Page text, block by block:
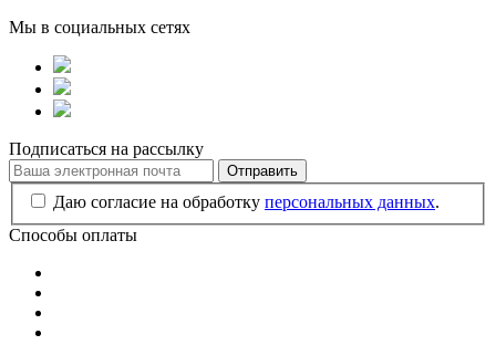
Мы в социальных сетях
Подписаться на рассылку
Отправить
Даю согласие на обработку персональных данных.
Способы оплаты